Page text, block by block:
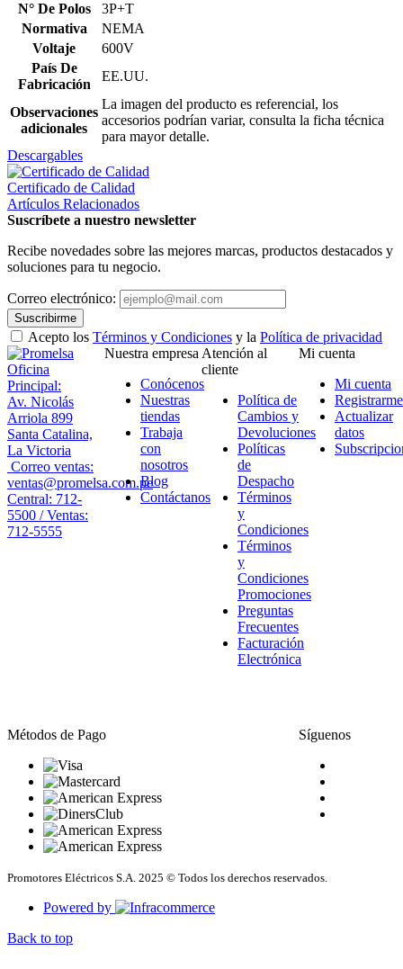
N° De Polos
3P+T
Normativa
NEMA
Voltaje
600V
País De
Fabricación
EE.UU.
Observaciones
adicionales
La imagen del producto es referencial, los
accesorios podrían variar, consulta la ficha técnica
para mayor detalle.
Descargables
Certificado de Calidad
Artículos Relacionados
Suscríbete a nuestro newsletter
Recibe novedades sobre las mejores marcas, productos destacados y
soluciones para tu negocio.
Correo electrónico:
Suscribirme
Acepto los Términos y Condiciones y la Política de privacidad
Oficina
Principal:
Av. Nicolás
Arriola 899
Santa Catalina,
La Victoria
Correo ventas:
ventas@promelsa.com.pe
Central: 712-
5500 / Ventas:
712-5555
Nuestra empresa
Conócenos
Nuestras
tiendas
Trabaja
con
nosotros
Blog
Contáctanos
Atención al
cliente
Política de
Cambios y
Devoluciones
Políticas
de
Despacho
Términos
y
Condiciones
Términos
y
Condiciones
Promociones
Preguntas
Frecuentes
Facturación
Electrónica
Mi cuenta
Mi cuenta
Registrarme
Actualizar
datos
Métodos de Pago Síguenos
Promotores Eléctricos S.A. 2025 © Todos los derechos reservados.
Powered by
Back to top